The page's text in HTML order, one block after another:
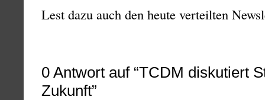
Lest dazu auch den heute verteilten
0 Antwort auf “TCDM diskutiert
Zukunft”